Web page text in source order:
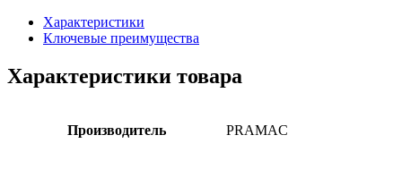
Характеристики
Ключевые преимущества
Характеристики товара
Производитель PRAMAC